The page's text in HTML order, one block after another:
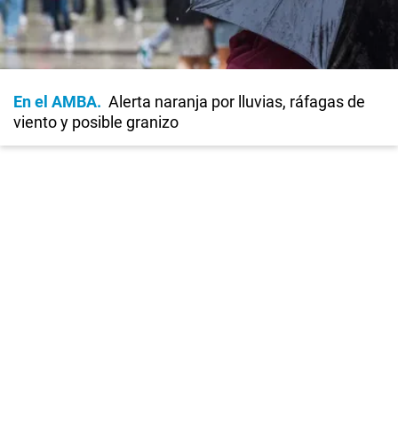
En el AMBA
Alerta naranja por lluvias, ráfagas de
viento y posible granizo